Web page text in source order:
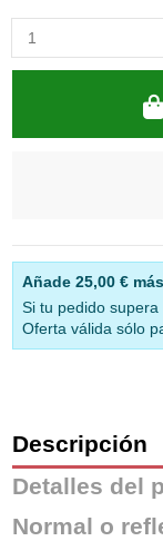
Añade 25,00 €
Si tu pedido
Oferta válida sólo
Descripción
Detalles del
Normal o